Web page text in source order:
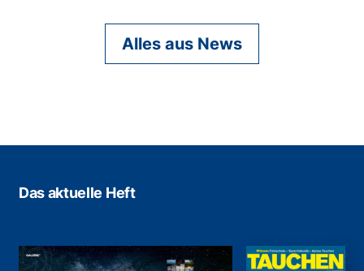
Alles aus News
Das aktuelle Heft